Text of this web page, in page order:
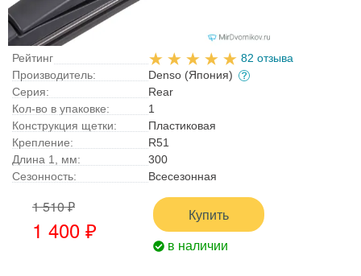
Рейтинг
82 отзыва
Производитель:
Denso (Япония)
Серия:
Rear
Кол-во в упаковке:
1
Конструкция щетки:
Пластиковая
Крепление:
R51
Длина 1, мм:
300
Сезонность:
Всесезонная
1 510 ₽
1 400 ₽
Купить
в наличии